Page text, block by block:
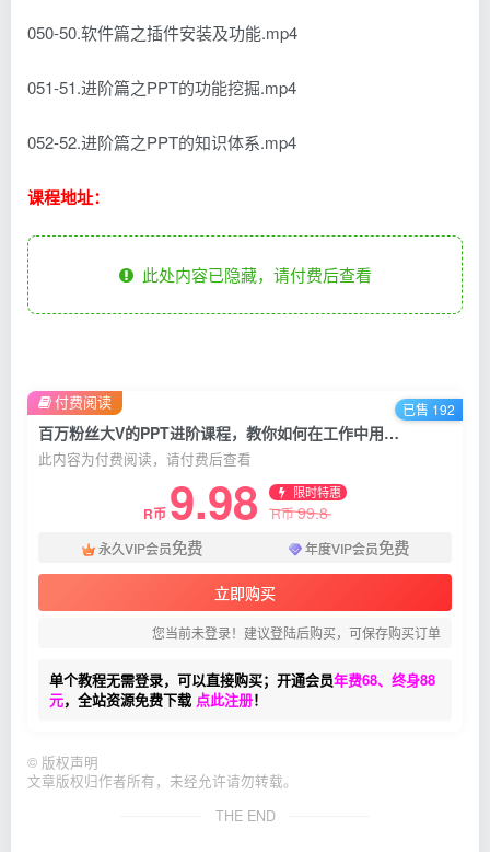
050-50.软件篇之插件安装及功能.mp4
051-51.进阶篇之PPT的功能挖掘.mp4
052-52.进阶篇之PPT的知识体系.mp4
课程地址：
此处内容已隐藏，请付费后查看
百万粉丝大V的PPT进阶课程，教你如何在工作中用好PPT，提升硬核竞争力
此内容为付费阅读，请付费后查看
R币 9.98 限时特惠
R币99.8
永久VIP会员免费 年度VIP会员免费
立即购买
您当前未登录！建议登陆后购买，可保存购买订单
单个教程无需登录，可以直接购买；开通会员年费68、终身88
元，全站资源免费下载 点此注册！
付费阅读 已售 192
© 版权声明
文章版权归作者所有，未经允许请勿转载。
THE END